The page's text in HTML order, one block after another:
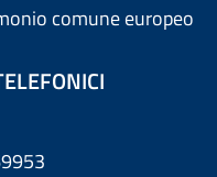
comune europeo